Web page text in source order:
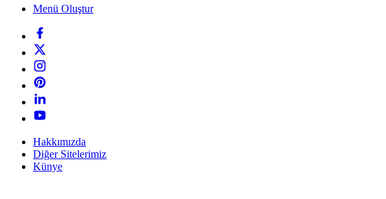
Menü Oluştur
Hakkımızda
Diğer Sitelerimiz
Künye